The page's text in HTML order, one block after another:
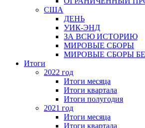
США
ДЕНЬ
УИК-ЭНД
ЗА ВСЮ ИСТОРИЮ
МИРОВЫЕ СБОРЫ
МИРОВЫЕ СБОРЫ
Итоги
2022 год
Итоги месяца
Итоги квартала
Итоги полугодия
2021 год
Итоги месяца
Итоги квартала